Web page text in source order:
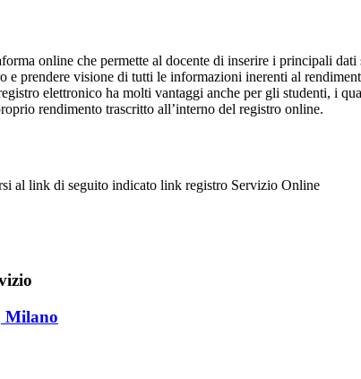
online che permette al docente di inserire i principali
e prendere visione di tutti le informazioni inerenti al
elettronico ha molti vantaggi anche per gli studenti, i
rendimento trascritto all’interno del registro online.
al link di seguito indicato link registro Servizio Online
Milano